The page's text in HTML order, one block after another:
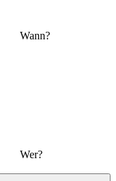
Wann?
Wer?